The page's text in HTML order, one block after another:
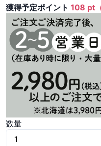
獲得予定ポイント 108 pt（
数量